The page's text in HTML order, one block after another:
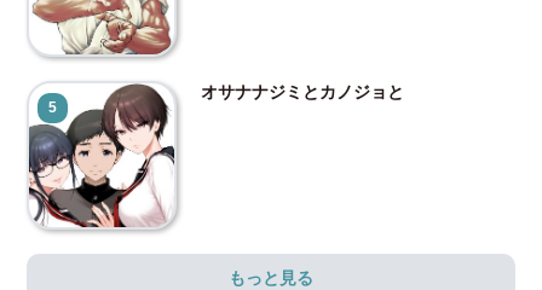
5
オサナナジミとカノジョと
もっと見る